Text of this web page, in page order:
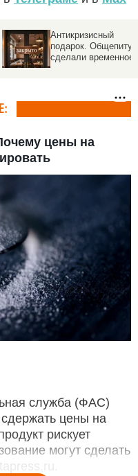
Антикризисный
подарок. Общепиту
сделали временное
послабление от
цены на
служба (ФАС)
цены на
рискует
могут сделать